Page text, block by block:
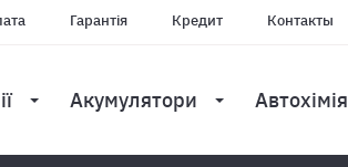
Гарантія Кредит Контакты
Акумулятори Автохімія